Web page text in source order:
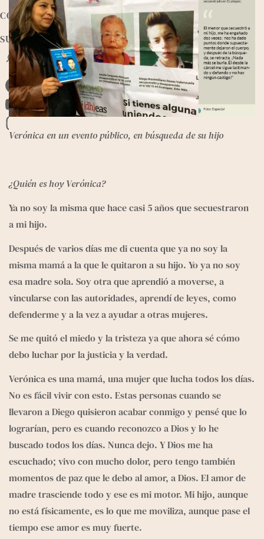
CONTACTO
SUMATE
Verónica en un evento público, en búsqueda de su hijo
¿Quién es hoy Verónica?
Ya no soy la misma que hace casi 5 años que secuestraron
a mi hijo.
Después de varios días me di cuenta que ya no soy la
misma mamá a la que le quitaron a su hijo. Yo ya no soy
esa madre sola. Soy otra que aprendió a moverse, a
vincularse con las autoridades, aprendí de leyes, como
defenderme y a la vez a ayudar a otras mujeres.
Se me quitó el miedo y la tristeza ya que ahora sé cómo
debo luchar por la justicia y la verdad.
Verónica es una mamá, una mujer que lucha todos los días.
No es fácil vivir con esto. Estas personas cuando se
llevaron a Diego quisieron acabar conmigo y pensé que lo
lograrían, pero es cuando reconozco a Dios y lo he
buscado todos los días. Nunca dejo. Y Dios me ha
escuchado; vivo con mucho dolor, pero tengo también
momentos de paz que le debo al amor, a Dios. El amor de
madre trasciende todo y ese es mi motor. Mi hijo, aunque
no está físicamente, es lo que me moviliza, aunque pase el
tiempo ese amor es muy fuerte.